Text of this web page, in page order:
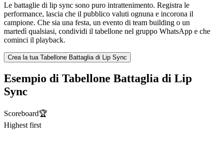
Le battaglie di lip sync sono puro intrattenimento. Registra le
performance, lascia che il pubblico valuti ognuna e incorona il
campione. Che sia una festa, un evento di team building o un
martedì qualsiasi, condividi il tabellone nel gruppo WhatsApp e che
cominci il playback.
Crea la tua Tabellone Battaglia di Lip Sync
Esempio di Tabellone Battaglia di Lip
Sync
Scoreboard🏆
Highest first